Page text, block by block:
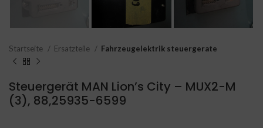
Startseite Ersatzteile Fahrzeugelektrik steuergerate
Steuergerät MAN Lion’s City – MUX2-M
(3), 88,25935-6599